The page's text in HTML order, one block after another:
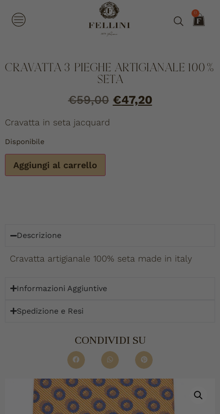
0
CRAVATTA 3 PIEGHE ARTIGIANALE 100%
SETA
€59,00 €47,20
Cravatta in seta jacquard
Disponibile
Aggiungi al carrello
Descrizione
Cravatta artigianale 100% seta made in italy
Informazioni Aggiuntive
Spedizione e Resi
CONDIVIDI SU